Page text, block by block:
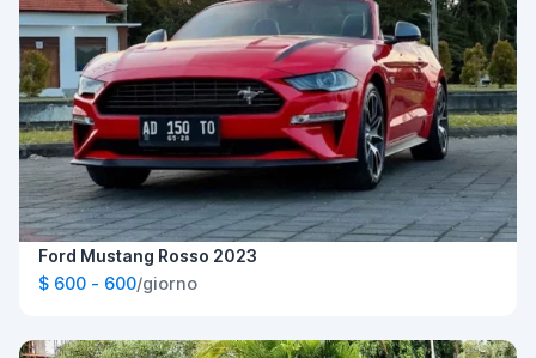
Ford Mustang Rosso 2023
$ 600 - 600/giorno